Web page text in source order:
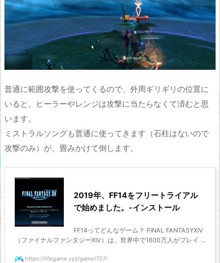
普通に範囲攻撃を使ってくるので、外周ギリギリの位置に
いると、ヒーラーやレンジは攻撃に当たらなくて済むと思
います。
ミストラルソングも普通に使ってきます（石柱はないので
攻撃のみ）が、畳みかけて倒します。
2019年、FF14をフリートライアル
で始めました。-インストール
FF14ってどんなゲーム？ FINAL FANTASYXIV
（ファイナルファンタジーXIV）は、世界中で1600万人がプレイ ...
https://lifegame.xyz/game/727/